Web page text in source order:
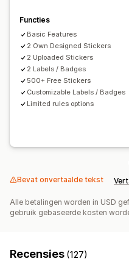
Apparaatspecifiek
Pictogrampositie
Handmatige positionering
Aankondigingsbalk
Collectiepagina's Homepage
Productpagina's
Functies
Basic Features
2 Own Designed Stickers
2 Uploaded Stickers
2 Labels / Badges
500+ Free Stickers
Customizable Labels / Badges
Limited rules options
Bevat onvertaalde tekst
Alle betalingen worden in USD
gebruik gebaseerde kosten
Recensies (127)